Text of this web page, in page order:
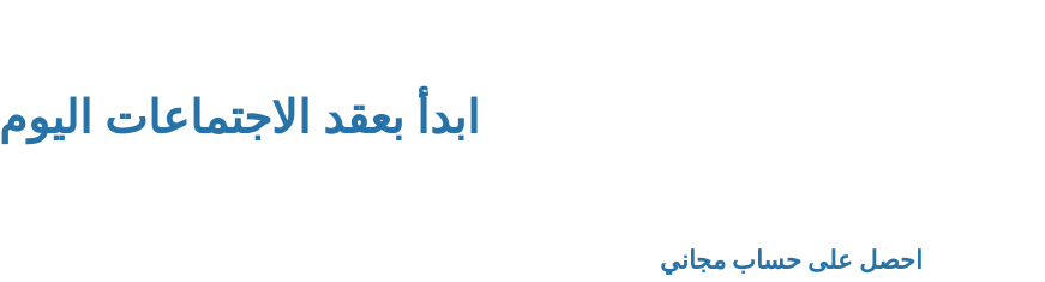
ابدأ بعقد الاجتماعات اليوم
احصل على حساب مجاني